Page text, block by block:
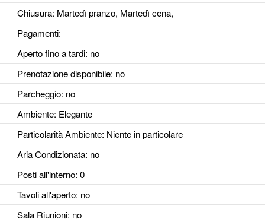
Chiusura: Martedì pranzo, Martedì cena,
Pagamenti:
Aperto fino a tardi: no
Prenotazione disponibile: no
Parcheggio: no
Ambiente: Elegante
Particolarità Ambiente: Niente in particolare
Aria Condizionata: no
Posti all'interno: 0
Tavoli all'aperto: no
Sala Riunioni: no